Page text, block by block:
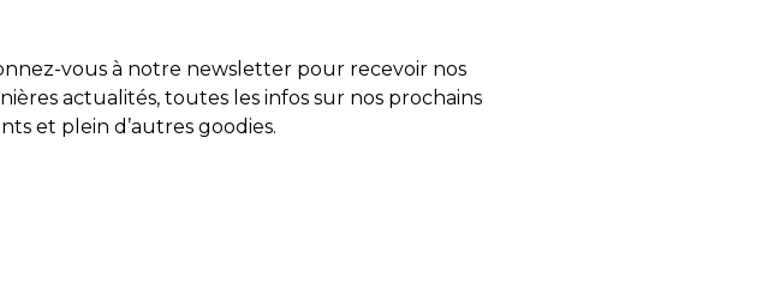
vous à notre newsletter pour recevoir nos
actualités, toutes les infos sur nos prochains
et plein d’autres goodies.